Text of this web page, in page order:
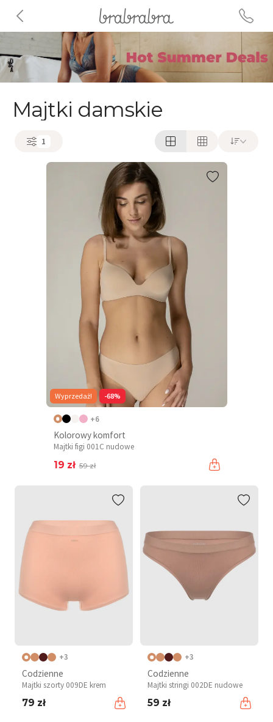
Majtki damskie
1
Wyprzedaż! -68%
+6
Kolorowy komfort
Majtki figi 001C nudowe
19 zł 59 zł
+3
Codzienne
Majtki szorty 009DE krem
79 zł
+3
Codzienne
Majtki stringi 002DE nudowe
59 zł